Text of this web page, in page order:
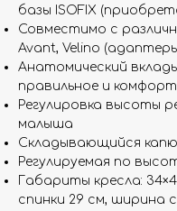
базы ISOFIX
Совместимо с
Avant, Velino
Анатомический
правильное и
Регулировка высоты
малыша
Складывающийся
Регулируемая по
Габариты кресла:
спинки 29 см, ширина